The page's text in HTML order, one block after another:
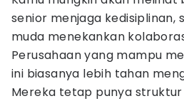
senior menjaga kedisiplinan,
muda menekankan
Perusahaan yang mampu
ini biasanya lebih tahan
Mereka tetap punya